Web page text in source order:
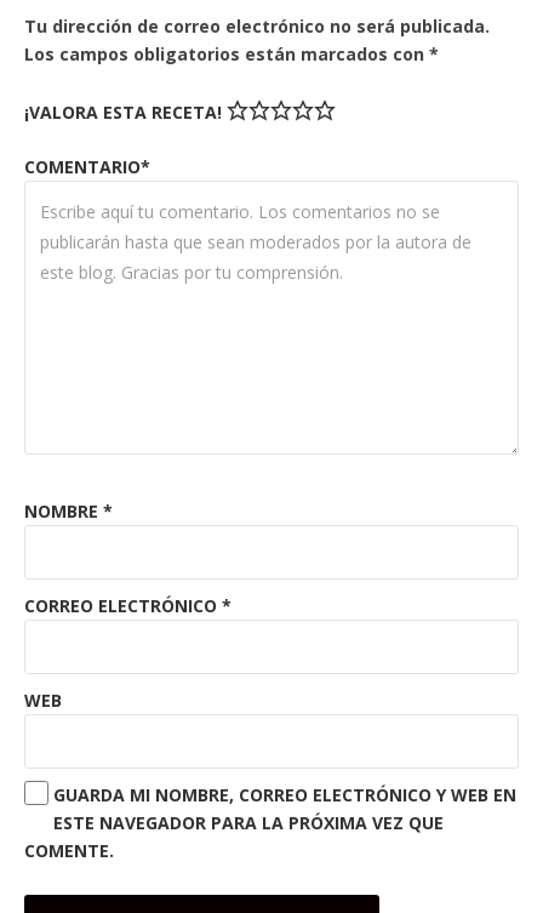
Tu dirección de correo electrónico no será publicada.
Los campos obligatorios están marcados con *
¡VALORA ESTA RECETA!
COMENTARIO*
NOMBRE *
CORREO ELECTRÓNICO *
WEB
GUARDA MI NOMBRE, CORREO ELECTRÓNICO Y WEB EN
ESTE NAVEGADOR PARA LA PRÓXIMA VEZ QUE
COMENTE.